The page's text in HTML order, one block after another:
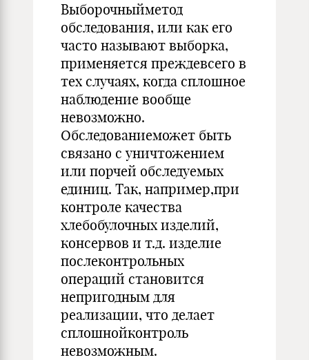
Выборочныйметод
обследования, или как его
часто называют выборка,
применяется преждевсего в
тех случаях, когда сплошное
наблюдение вообще
невозможно.
Обследованиеможет быть
связано с уничтожением
или порчей обследуемых
единиц. Так, например,при
контроле качества
хлебобулочных изделий,
консервов и т.д. изделие
послеконтрольных
операций становится
непригодным для
реализации, что делает
сплошнойконтроль
невозможным.